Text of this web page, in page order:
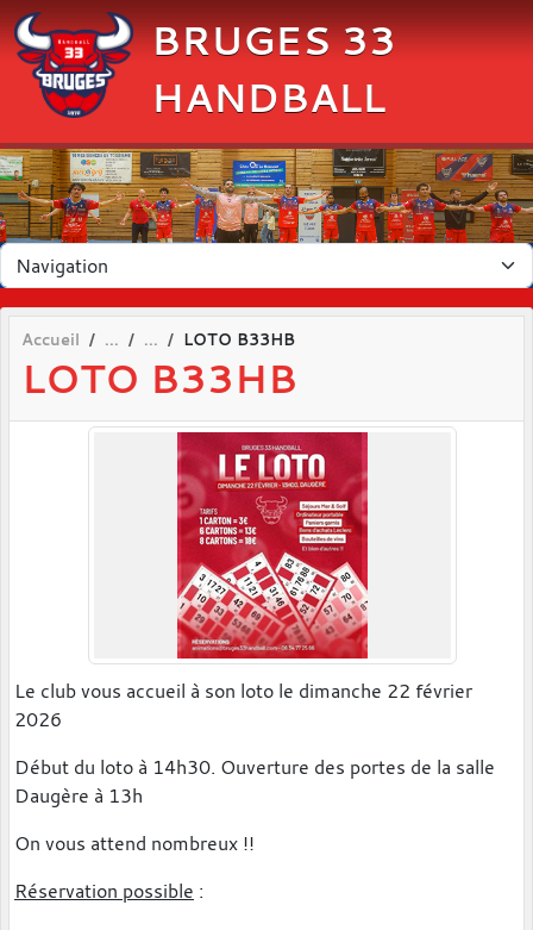
BRUGES 33
HANDBALL
Accueil LOTO B33HB
LOTO B33HB
Le club vous accueil à son loto le dimanche 22 février
2026
Début du loto à 14h30. Ouverture des portes de la salle
Daugère à 13h
On vous attend nombreux !!
Réservation possible :
Panneau de gestion des cookies